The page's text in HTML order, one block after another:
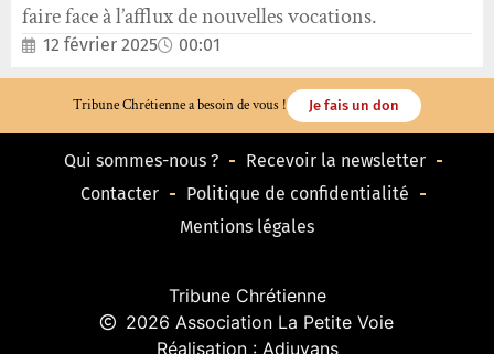
faire face à l’afflux de nouvelles vocations.
12 février 2025 00:01
Tribune Chrétienne a besoin de vous ! Je fais un don
Qui sommes-nous ?
Recevoir la newsletter
Contacter
Politique de confidentialité
Mentions légales
Tribune Chrétienne
2026 Association La Petite Voie
Réalisation : Adjuvans